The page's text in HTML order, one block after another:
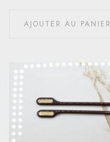
AJOUTER AU PANIER